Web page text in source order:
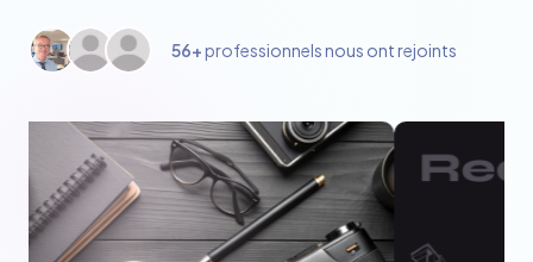
56+professionnels nous ont rejoints